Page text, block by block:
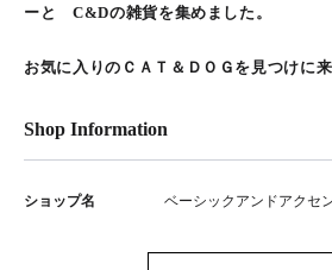
ーと C&Dの雑貨を
お気に入りのＣＡＴ＆ＤＯＧを見つけに
Shop Information
ショップ名 ベーシックアンドアクセ